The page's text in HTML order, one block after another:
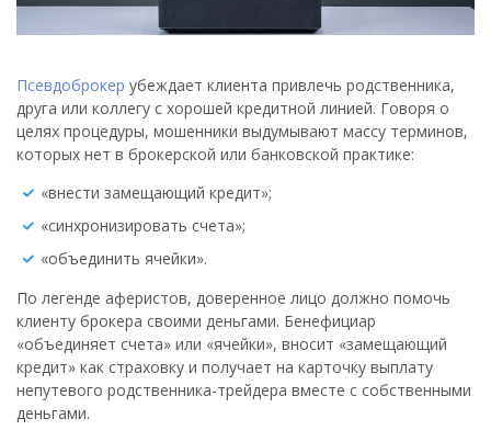
Псевдоброкер убеждает клиента привлечь родственника,
друга или коллегу с хорошей кредитной линией. Говоря о
целях процедуры, мошенники выдумывают массу терминов,
которых нет в брокерской или банковской практике:
«внести замещающий кредит»;
«синхронизировать счета»;
«объединить ячейки».
По легенде аферистов, доверенное лицо должно помочь
клиенту брокера своими деньгами. Бенефициар
«объединяет счета» или «ячейки», вносит «замещающий
кредит» как страховку и получает на карточку выплату
непутевого родственника-трейдера вместе с собственными
деньгами.